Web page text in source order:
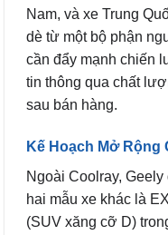
Nam, và xe Trung
dè từ một bộ phận
cần đẩy mạnh chiến
tin thông qua chất
sau bán hàng.
Kế Hoạch Mở Rộng
Ngoài Coolray,
hai mẫu xe khác là
(SUV xăng cỡ D)